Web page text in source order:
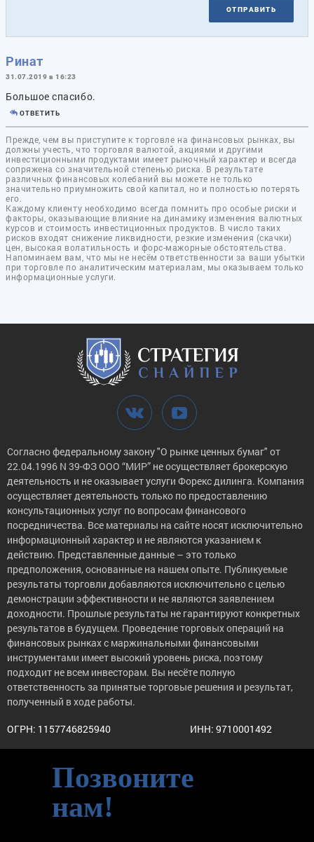
ОТПРАВИТЬ
Ринат
31.07.2019 в 16:23
Большое спасибо.
ОТВЕТИТЬ
Прежде, чем вы приступите к торговле на финансовых рынках, вы
должны учесть, что торговля валютой, акциями и другими
инвестиционными продуктами имеет рыночный характер и всегда
сопряжена со значительной степенью риска. В результате
различных финансовых колебаний вы можете не только
значительно приумножить свой капитал, но и полностью потерять
его.
Каждому клиенту необходимо всегда помнить про особые риски и
факторы, оказывающие влияние на динамику изменения валютных
курсов и стоимость инвестиционных продуктов. В число таких
рисков входят снижение ликвидности, резкие изменения (скачки)
цен, высокая волатильность и форс-мажорные обстоятельства.
Напоминаем вам, что мы не несём ответственности за ваши убытки
при торговле по аналитическим материалам, мы оказываем только
информационные услуги.
Согласно федеральному закону "О рынке ценных бумаг" от
22.04.1996 N 39-ФЗ ООО “МИР” не осуществляет брокерскую
деятельность и не оказывает услуги Форекс дилинга. Компания
осуществляет деятельность только по предоставлению
консультационных услуг по вопросам финансового
посредничества. Все материалы на сайте носят исключительно
информационный характер и не являются указанием к
действию. Представленные данные – это только
предположения, основанные на нашем опыте. Публикуемые
результаты торговли добавляются исключительно с целью
демонстрации эффективности и не являются заявлением
доходности. Прошлые результаты не гарантируют конкретных
результатов в будущем. Проведение торговых операций на
финансовых рынках с маржинальными финансовыми
инструментами имеет высокий уровень риска, поэтому
подходит не всем инвесторам. Вы несёте полную
ответственность за принятые торговые решения и результат,
полученный в ходе работы.
ОГРН: 1157746825940 ИНН: 9710001492
Позвоните
нам!